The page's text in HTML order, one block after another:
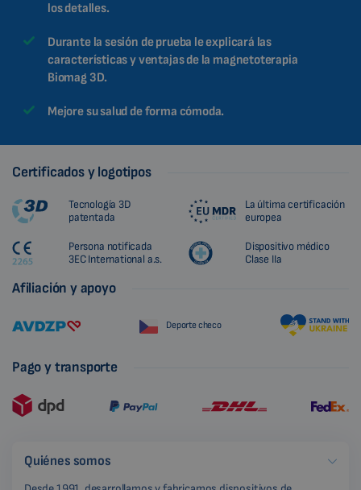
los detalles.
Durante la sesión de prueba le explicará las
características y ventajas de la magnetoterapia
Biomag 3D.
Mejore su salud de forma cómoda.
Certificados y logotipos
Tecnología 3D
patentada
La última certificación
europea
Persona notificada
3EC International a.s.
Dispositivo médico
Clase IIa
Afiliación y apoyo
Deporte checo
Pago y transporte
Quiénes somos